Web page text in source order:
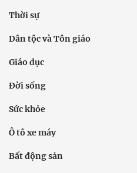
Thời sự
Dân tộc và Tôn giáo
Giáo dục
Đời sống
Sức khỏe
Ô tô xe máy
Bất động sản